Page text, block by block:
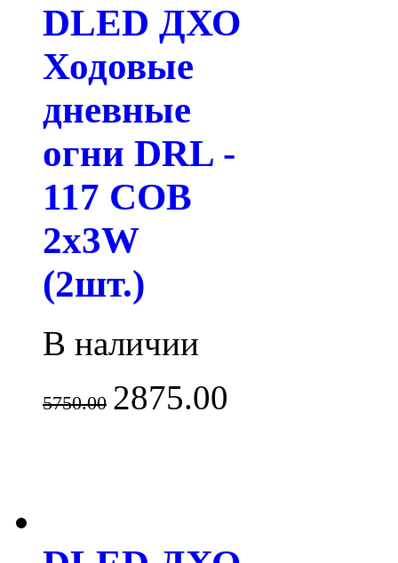
DLED ДХО
Ходовые
дневные
огни DRL -
117 COB
2x3W
(2шт.)
В наличии
5750.00 2875.00